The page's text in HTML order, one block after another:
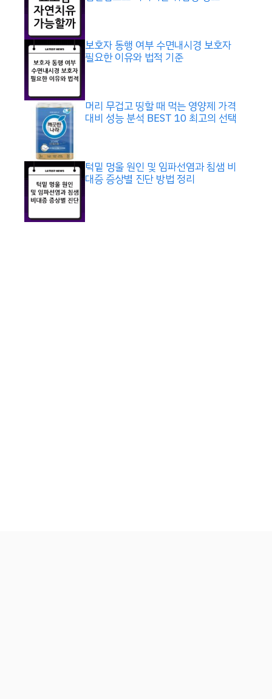
보호자 동행 여부 수면내시경 보호자
필요한 이유와 법적 기준
머리 무겁고 띵할 때 먹는 영양제 가격
대비 성능 분석 BEST 10 최고의 선택
턱밑 멍울 원인 및 임파선염과 침샘 비
대증 증상별 진단 방법 정리